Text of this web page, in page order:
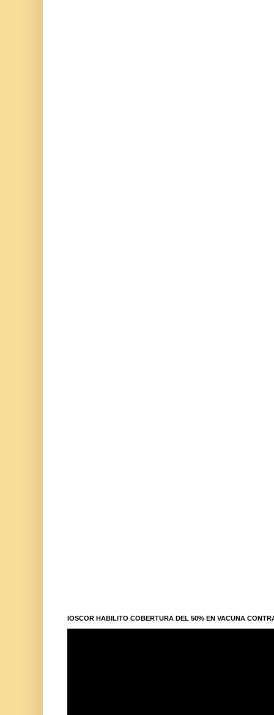
IOSCOR HABILITO COBERTURA DEL 50% EN VACUNA